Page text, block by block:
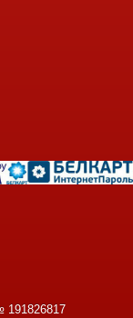
191826817